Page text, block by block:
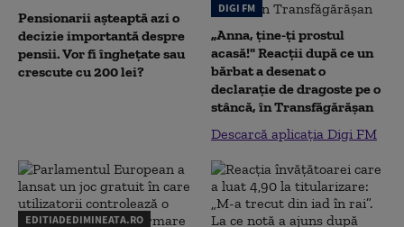
Pensionarii așteaptă azi o
decizie importantă despre
pensii. Vor fi înghețate sau
crescute cu 200 lei?
DIGI FM
„Anna, ţine-ţi prostul
acasă!" Reacţii după ce un
bărbat a desenat o
declaraţie de dragoste pe o
stâncă, în Transfăgărăşan
Descarcă aplicația Digi FM
EDITIADEDIMINEATA.RO